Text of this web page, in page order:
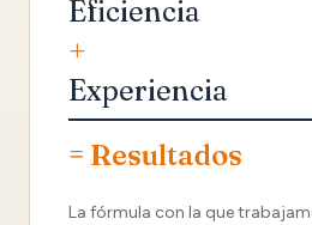
Eficiencia
+
Experiencia
= Resultados
La fórmula con la que